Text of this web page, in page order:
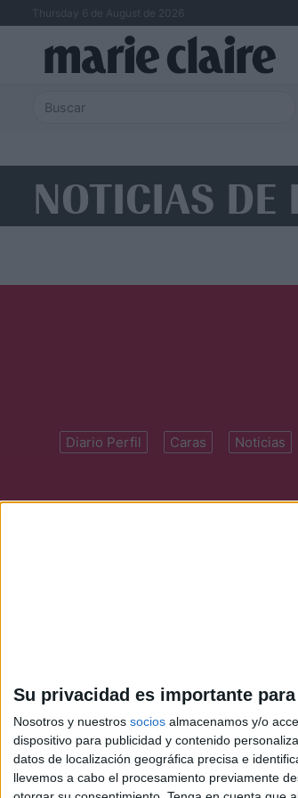
Su privacidad es importante
Nosotros y nuestros socios almacenamos y/o
dispositivo para publicidad y contenido
datos de localización geográfica precisa e
llevemos a cabo el procesamiento previamente
Thursday 6 de August de 2026
NOTICIAS DE
Diario Perfil Caras Noticias